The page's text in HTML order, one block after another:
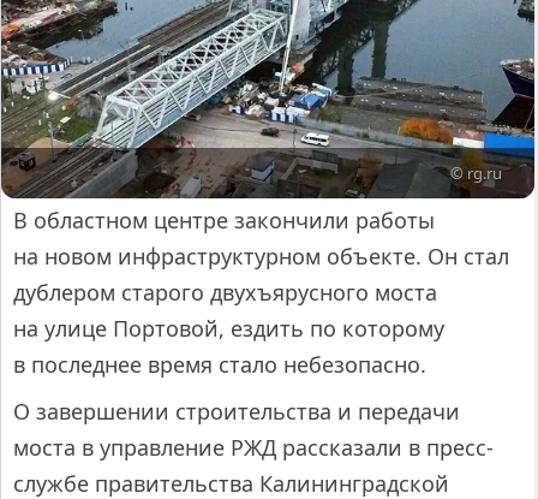
© rg.ru
В областном центре закончили работы
на новом инфраструктурном объекте. Он стал
дублером старого двухъярусного моста
на улице Портовой, ездить по которому
в последнее время стало небезопасно.
О завершении строительства и передачи
моста в управление РЖД рассказали в пресс-
службе правительства Калининградской